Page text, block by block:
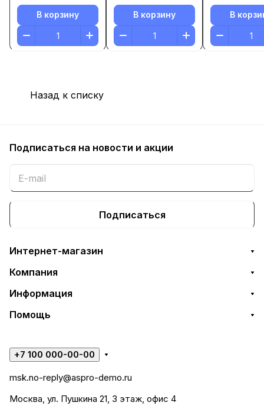
В корзину В корзину В
Назад к списку
Подписаться на новости и акции
Подписаться
Интернет-магазин
Компания
Информация
Помощь
+7 100 000-00-00
msk.no-reply@aspro-demo.ru
Москва, ул. Пушкина 21, 3 этаж, офис 4